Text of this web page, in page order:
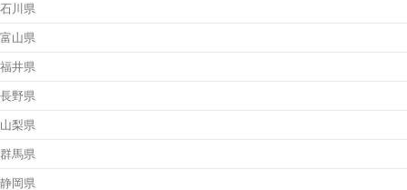
石川県
富山県
福井県
長野県
山梨県
群馬県
静岡県